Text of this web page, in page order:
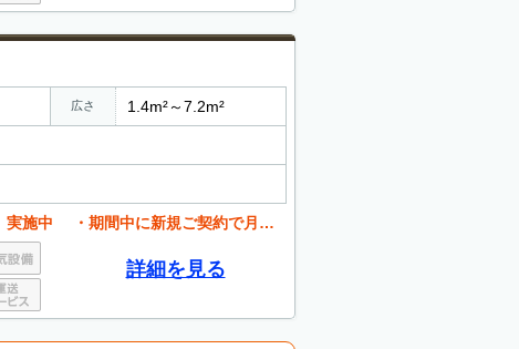
広さ 1.4m²～7.2m²
規ご契約で月額賃料が半額、初めてご利用の方も安心です
詳細を見る